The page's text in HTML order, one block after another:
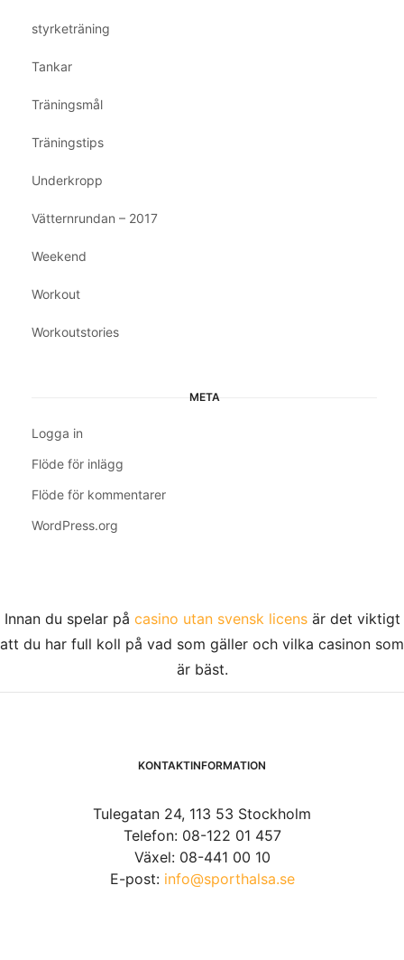
styrketräning
Tankar
Träningsmål
Träningstips
Underkropp
Vätternrundan – 2017
Weekend
Workout
Workoutstories
META
Logga in
Flöde för inlägg
Flöde för kommentarer
WordPress.org
Innan du spelar på casino utan svensk licensär det viktigt
att du har full koll på vad som gäller och vilka casinon som
är bäst.
KONTAKTINFORMATION
Tulegatan 24, 113 53 Stockholm
Telefon: 08-122 01 457
Växel: 08-441 00 10
E-post: info@sporthalsa.se